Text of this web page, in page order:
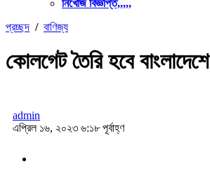
নিখোঁজ বিজ্ঞপ্তি,,,,,
প্রচ্ছদ / বাণিজ্য
কোলগেট তৈরি হবে বাংলাদেশে
admin
এপ্রিল ১৬, ২০২৩ ৬:১৮ পূর্বাহ্ণ